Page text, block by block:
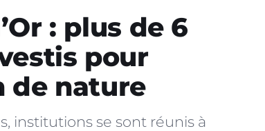
: plus de 6
pour
de nature
institutions se sont réunis à